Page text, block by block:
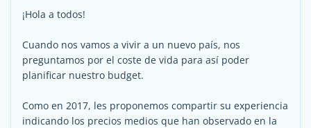
¡Hola a todos!
Cuando nos vamos a vivir a un nuevo país, nos
preguntamos por el coste de vida para así poder
planificar nuestro budget.
Como en 2017, les proponemos compartir su experiencia
indicando los precios medios que han observado en la